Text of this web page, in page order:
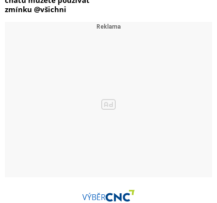
zmínku @všichni
VÝBĚR